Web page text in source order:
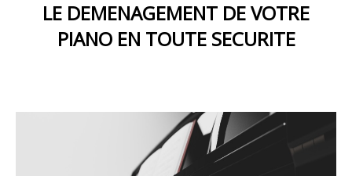
LE DEMENAGEMENT DE VOTRE
PIANO EN TOUTE SECURITE